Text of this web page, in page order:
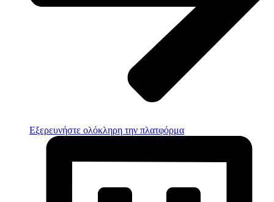
Εξερευνήστε ολόκληρη την πλατφόρμα